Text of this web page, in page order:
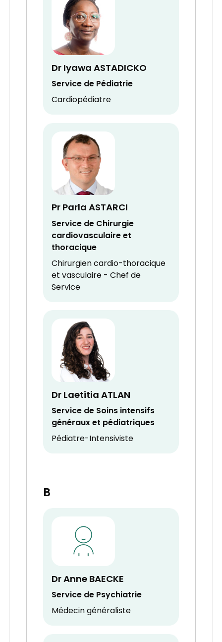
Dr Iyawa ASTADICKO
Service de Pédiatrie
Cardiopédiatre
Pr Parla ASTARCI
Service de Chirurgie
cardiovasculaire et
thoracique
Chirurgien cardio-thoracique
et vasculaire - Chef de
Service
Dr Laetitia ATLAN
Service de Soins intensifs
généraux et pédiatriques
Pédiatre-Intensiviste
B
Dr Anne BAECKE
Service de Psychiatrie
Médecin généraliste